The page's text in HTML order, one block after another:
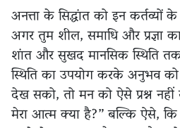
अनत्ता के सिद्धांत को इन कर्तव्यों
अगर तुम शील, समाधि और प्रज्ञा
शांत और सुखद मानसिक स्थिति
स्थिति का उपयोग करके अनुभव
देख सको, तो मन को ऐसे प्रश्न
मेरा आत्म क्या है?” बल्कि ऐसे,